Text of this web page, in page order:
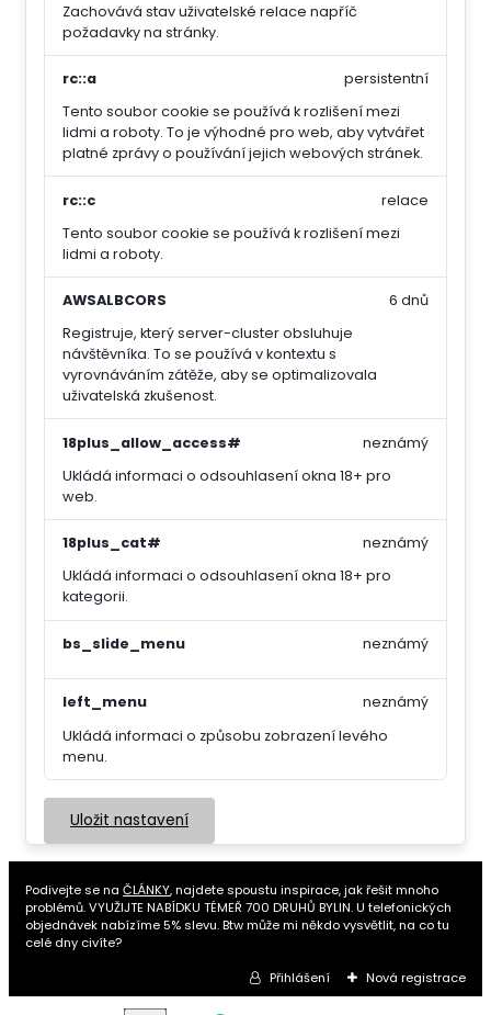
Zachovává stav uživatelské relace napříč
požadavky na stránky.
rc::a
Tento soubor cookie se používá k rozlišení mezi
lidmi a roboty. To je výhodné pro web, aby vytvářet
platné zprávy o používání jejich webových stránek.
persistentní
rc::c
Tento soubor cookie se používá k rozlišení mezi
lidmi a roboty.
relace
AWSALBCORS
Registruje, který server-cluster obsluhuje
návštěvníka. To se používá v kontextu s
vyrovnáváním zátěže, aby se optimalizovala
uživatelská zkušenost.
6 dnů
18plus_allow_access#
Ukládá informaci o odsouhlasení okna 18+ pro
web.
neznámý
18plus_cat#
Ukládá informaci o odsouhlasení okna 18+ pro
kategorii.
neznámý
bs_slide_menu neznámý
left_menu
Ukládá informaci o způsobu zobrazení levého
menu.
neznámý
Uložit nastavení
Podivejte se naČLÁNKY, najdete spoustu inspirace, jak řešit mnoho
problémů. VYUŽIJTE NABÍDKU TÉMEŘ 700 DRUHŮ BYLIN. U telefonických
objednávek nabízíme 5% slevu. Btw může mi někdo vysvětlit, na co tu
celé dny civíte?
Přihlášení Nová registrace